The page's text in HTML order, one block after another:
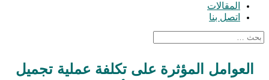
المقالات
اتصل بنا
العوامل المؤثرة على تكلفة عملية تجميل